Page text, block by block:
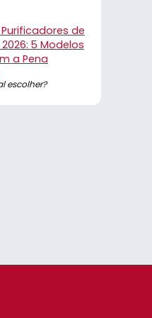
de
5 Modelos
a Pena
escolher?